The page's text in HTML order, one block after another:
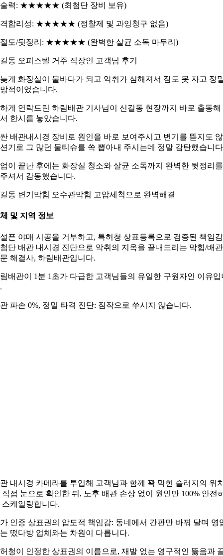
력: ★★★★★ (최첨단 장비 보유)
합리성: ★★★★★ (정찰제 및 과잉청구 없음)
도/뒷정리: ★★★★★ (완벽한 살균 소독 마무리)
동 오피스텔 거주 직장인 고객님 후기
게 화장실이 물바다가 되고 악취가 심해져서 잠도 못 자고 정
적이었습니다.
게 연락드린 하림배관 기사님이 신길동 현장까지 바로 출동해
한시름 놓았습니다.
배관내시경 장비로 원인을 바로 보여주시고 변기를 뜯지도
기로 그 많던 물티슈를 쏙 뽑아내 주시는데 정말 감탄했습니
이 끝난 후에는 화장실 청소와 살균 소독까지 완벽한 뒷정리를
셔서 감동했습니다.
동 변기막힘 오수관막힘 고압세척으로 완벽해결
및 지역 정보
픈 야매 시공을 거부하고, 특허청 상표등록으로 검증된 책임
단 배관 내시경 진단으로 악취의 지옥을 끝내드리는 막힘/배관
해결사, 하림배관입니다.
배관이 1분 1초가 다급한 고객님들의 유일한 구원자인 이유입
파손 0%, 정밀 타격 진단: 짐작으로 쑤시지 않습니다.
내시경 카메라를 투입해 고객님과 함께 꽉 막힌 슬러지의 위
직접 눈으로 확인한 뒤, 노후 배관 손상 없이 원인만 100% 안전
스케일링합니다.
인증 상표권의 압도적 책임감: 동네에서 간판만 바꿔 달며 영
떴다방 업체와는 차원이 다릅니다.
청이 인정한 상표권의 이름으로, 재발 없는 영구적인 뚫음과